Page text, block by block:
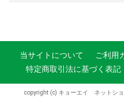
当サイトについて ご利用
特定商取引法に基づく表記
copyright (c) キョーエイ ネットシ